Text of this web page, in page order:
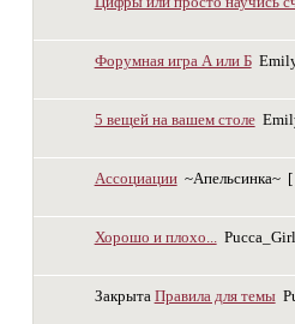
Форумная игра А или Б
5 вещей на вашем столе
Ассоциации ~Апельсинка~ [
Хорошо и плохо... Pucca_Girl
Закрыта Правила для темы